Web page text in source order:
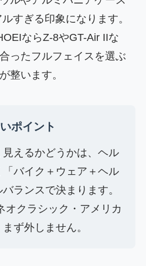
すぎる印象になります。
ならZ-8やGT-Air IIな
ったフルフェイスを選ぶ
整います。
ポイント
えるかどうかは、ヘル
「バイク＋ウェア＋ヘル
ランスで決まります。
オクラシック・アメリカ
ず外しません。